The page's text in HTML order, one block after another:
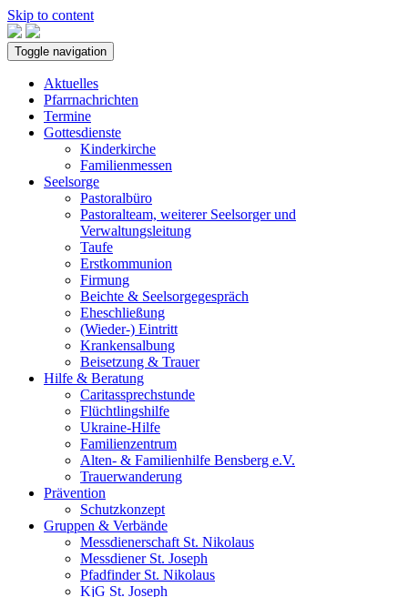
Skip to content
Toggle navigation
Aktuelles
Pfarrnachrichten
Termine
Gottesdienste
Kinderkirche
Familienmessen
Seelsorge
Pastoralbüro
Pastoralteam, weiterer Seelsorger und
Verwaltungsleitung
Taufe
Erstkommunion
Firmung
Beichte & Seelsorgegespräch
Eheschließung
(Wieder-) Eintritt
Krankensalbung
Beisetzung & Trauer
Hilfe & Beratung
Caritassprechstunde
Flüchtlingshilfe
Ukraine-Hilfe
Familienzentrum
Alten- & Familienhilfe Bensberg e.V.
Trauerwanderung
Prävention
Schutzkonzept
Gruppen & Verbände
Messdienerschaft St. Nikolaus
Messdiener St. Joseph
Pfadfinder St. Nikolaus
KjG St. Joseph